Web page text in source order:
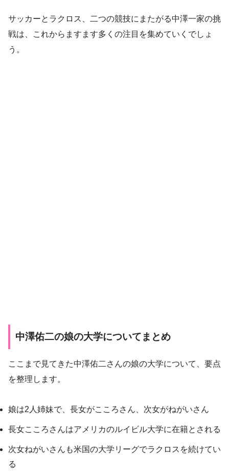
サッカーとラクロス、二つの競技にまたがる中澤一家の挑
戦は、これからますます多くの注目を集めていくでしょ
う。
中澤佑二の娘の大学についてまとめ
ここまで見てきた中澤佑二さんの娘の大学について、要点
を整理します。
娘は2人姉妹で、長女がこころさん、次女がねがいさん
長女こころさんはアメリカのルイビル大学に在籍とされる
次女ねがいさんも米国の大学リーグでラクロスを続けてい
る